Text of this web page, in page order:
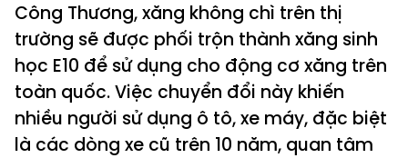
Công Thương, xăng không chì trên thị
trường sẽ được phối trộn thành xăng sinh
học E10 để sử dụng cho động cơ xăng trên
toàn quốc. Việc chuyển đổi này khiến
nhiều người sử dụng ô tô, xe máy, đặc biệt
là các dòng xe cũ trên 10 năm, quan tâm